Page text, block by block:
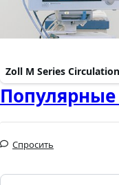
Zoll M Series Circulation
Спросить